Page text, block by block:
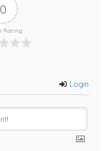
0
Rating
Login